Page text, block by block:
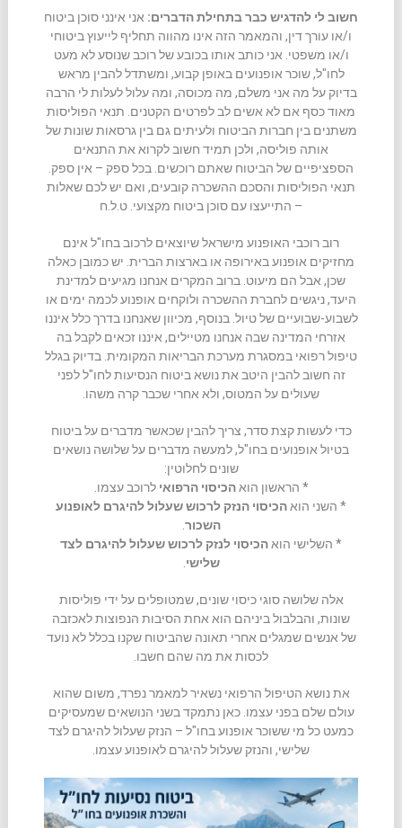
חשוב לי להדגיש כבר בתחילת הדברים: אני אינני סוכן ביטוח
ו/או עורך דין, והמאמר הזה אינו מהווה תחליף לייעוץ ביטוחי
ו/או משפטי. אני כותב אותו בכובע של רוכב שנוסע לא מעט
לחו"ל, שוכר אופנועים באופן קבוע, ומשתדל להבין מראש
בדיוק על מה אני משלם, מה מכוסה, ומה עלול לעלות לי הרבה
מאוד כסף אם לא אשים לב לפרטים הקטנים. תנאי הפוליסות
משתנים בין חברות הביטוח ולעיתים גם בין גרסאות שונות של
אותה פוליסה, ולכן תמיד חשוב לקרוא את התנאים
הספציפיים של הביטוח שאתם רוכשים. בכל ספק – אין ספק.
תנאי הפוליסות והסכם ההשכרה קובעים, ואם יש לכם שאלות
– התייעצו עם סוכן ביטוח מקצועי. ט.ל.ח
רוב רוכבי האופנוע מישראל שיוצאים לרכוב בחו"ל אינם
מחזיקים אופנוע באירופה או בארצות הברית. יש כמובן כאלה
שכן, אבל הם מיעוט. ברוב המקרים אנחנו מגיעים למדינת
היעד, ניגשים לחברת ההשכרה ולוקחים אופנוע לכמה ימים או
לשבוע-שבועיים של טיול. בנוסף, מכיוון שאנחנו בדרך כלל איננו
אזרחי המדינה שבה אנחנו מטיילים, איננו זכאים לקבל בה
טיפול רפואי במסגרת מערכת הבריאות המקומית. בדיוק בגלל
זה חשוב להבין היטב את נושא ביטוח הנסיעות לחו"ל לפני
שעולים על המטוס, ולא אחרי שכבר קרה משהו.
כדי לעשות קצת סדר, צריך להבין שכאשר מדברים על ביטוח
בטיול אופנועים בחו"ל, למעשה מדברים על שלושה נושאים
שונים לחלוטין:
* הראשון הואהכיסוי הרפואי לרוכב עצמו.
* השני הואהכיסוי הנזק לרכוש שעלול להיגרם לאופנוע
השכור
* השלישי הואהכיסוי לנזק לרכוש שעלול להיגרם לצד
שלישי
אלה שלושה סוגי כיסוי שונים, שמטופלים על ידי פוליסות
שונות, והבלבול ביניהם הוא אחת הסיבות הנפוצות לאכזבה
של אנשים שמגלים אחרי תאונה שהביטוח שקנו בכלל לא נועד
לכסות את מה שהם חשבו.
את נושא הטיפול הרפואי נשאיר למאמר נפרד, משום שהוא
עולם שלם בפני עצמו. כאן נתמקד בשני הנושאים שמעסיקים
כמעט כל מי ששוכר אופנוע בחו"ל – הנזק שעלול להיגרם לצד
שלישי, והנזק שעלול להיגרם לאופנוע עצמו.